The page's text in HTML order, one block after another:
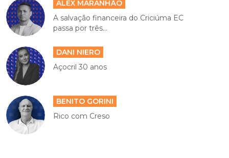
ALEX MARANHÃO
A salvação financeira do Criciúma EC
passa por três...
DANI NIERO
Açocril 30 anos
BENITO GORINI
Rico com Creso